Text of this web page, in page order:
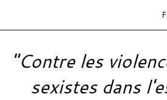
"Contre les
sexistes dans